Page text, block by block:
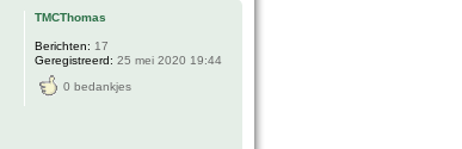
TMCThomas
Berichten: 17
Geregistreerd: 25 mei 2020 19:44
0 bedankjes